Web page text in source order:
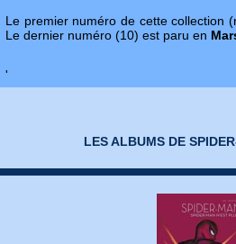
Le premier numéro de cette collection
Le dernier numéro (10) est paru en
'
LES ALBUMS DE